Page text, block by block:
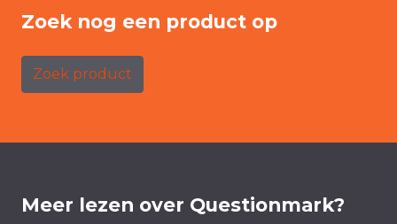
Zoek nog een product op
Zoek product
Meer lezen over Questionmark?